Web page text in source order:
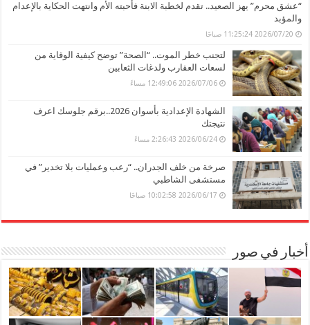
“عشق محرم” يهز الصعيد.. تقدم لخطبة الابنة فأحبته الأم وانتهت الحكاية بالإعدام
والمؤبد
2026/07/20 11:25:24 صباحًا
لتجنب خطر الموت.. “الصحة” توضح كيفية الوقاية من
لسعات العقارب ولدغات الثعابين
2026/07/06 12:49:06 مساءً
الشهادة الإعدادية بأسوان 2026..برقم جلوسك اعرف
نتيجتك
2026/06/24 2:26:43 مساءً
صرخة من خلف الجدران.. “رعب وعمليات بلا تخدير” في
مستشفى الشاطبي
2026/06/17 10:02:58 صباحًا
أخبار في صور